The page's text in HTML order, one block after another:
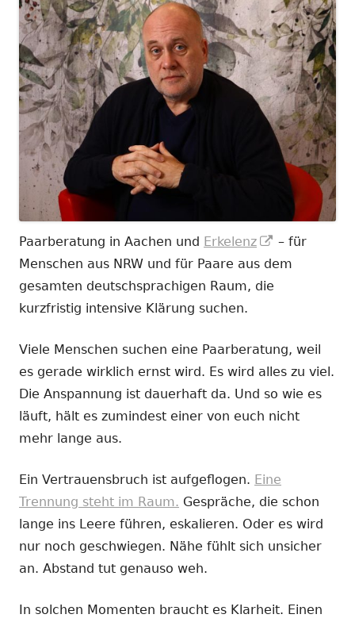
Paarberatung in Aachen und Erkelenz
In
neuem
– für
Menschen aus NRW und für Paare aus dem
gesamten deutschsprachigen Raum, die
kurzfristig intensive Klärung suchen.
Viele Menschen suchen eine Paarberatung, weil
es gerade wirklich ernst wird. Es wird alles zu viel.
Die Anspannung ist dauerhaft da. Und so wie es
läuft, hält es zumindest einer von euch nicht
mehr lange aus.
Ein Vertrauensbruch ist aufgeflogen. Eine
Trennung steht im Raum. Gespräche, die schon
lange ins Leere führen, eskalieren. Oder es wird
nur noch geschwiegen. Nähe fühlt sich unsicher
an. Abstand tut genauso weh.
In solchen Momenten braucht es Klarheit. Einen